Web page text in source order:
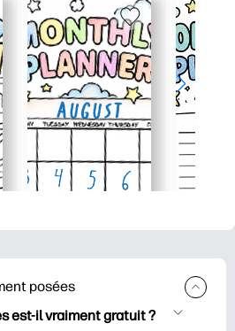
posées
est-il vraiment gratuit ?